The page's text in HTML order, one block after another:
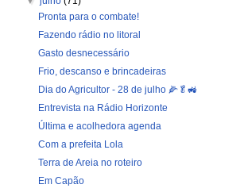
Pronta para o combate!
Fazendo rádio no litoral
Gasto desnecessário
Frio, descanso e brincadeiras
Dia do Agricultor - 28 de julho 🌽🥬🚜
Entrevista na Rádio Horizonte
Última e acolhedora agenda
Com a prefeita Lola
Terra de Areia no roteiro
Em Capão